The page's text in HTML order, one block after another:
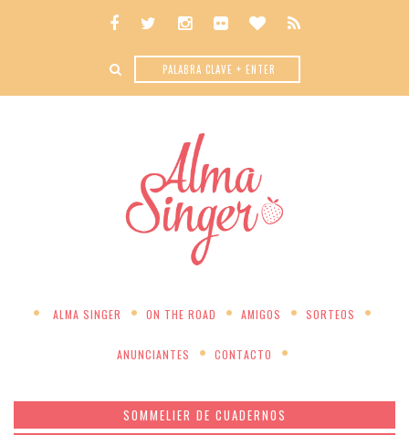
ALMA SINGER ON THE ROAD AMIGOS SORTEOS
ANUNCIANTES CONTACTO
SOMMELIER DE CUADERNOS